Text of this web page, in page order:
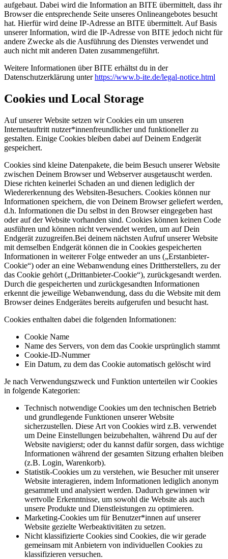
aufgebaut. Dabei wird die Information an BITE übermittelt, dass ihr
Browser die entsprechende Seite unseres Onlineangebotes besucht
hat. Hierfür wird deine IP-Adresse an BITE übermittelt. Auf Basis
unserer Information, wird die IP-Adresse von BITE jedoch nicht für
andere Zwecke als die Ausführung des Dienstes verwendet und
auch nicht mit anderen Daten zusammengeführt.
Weitere Informationen über BITE erhältst du in der
Datenschutzerklärung unterhttps://www.b-ite.de/legal-notice.html
Cookies und Local Storage
Auf unserer Website setzen wir Cookies ein um unseren
Internetauftritt nutzer*innenfreundlicher und funktioneller zu
gestalten. Einige Cookies bleiben dabei auf Deinem Endgerät
gespeichert.
Cookies sind kleine Datenpakete, die beim Besuch unserer Website
zwischen Deinem Browser und Webserver ausgetauscht werden.
Diese richten keinerlei Schaden an und dienen lediglich der
Wiedererkennung des Websiten-Besuchers. Cookies können nur
Informationen speichern, die von Deinem Browser geliefert werden,
d.h. Informationen die Du selbst in den Browser eingegeben hast
oder auf der Website vorhanden sind. Cookies können keinen Code
ausführen und können nicht verwendet werden, um auf Dein
Endgerät zuzugreifen.Bei deinem nächsten Aufruf unserer Website
mit demselben Endgerät können die in Cookies gespeicherten
Informationen in weiterer Folge entweder an uns („Erstanbieter-
Cookie“) oder an eine Webanwendung eines Drittherstellers, zu der
das Cookie gehört („Drittanbieter-Cookie“), zurückgesandt werden.
Durch die gespeicherten und zurückgesandten Informationen
erkennt die jeweilige Webanwendung, dass du die Website mit dem
Browser deines Endgerätes bereits aufgerufen und besucht hast.
Cookies enthalten dabei die folgenden Informationen:
Cookie Name
Name des Servers, von dem das Cookie ursprünglich stammt
Cookie-ID-Nummer
Ein Datum, zu dem das Cookie automatisch gelöscht wird
Je nach Verwendungszweck und Funktion unterteilen wir Cookies
in folgende Kategorien:
Technisch notwendige Cookies um den technischen Betrieb
und grundlegende Funktionen unserer Website
sicherzustellen. Diese Art von Cookies wird z.B. verwendet
um Deine Einstellungen beizubehalten, während Du auf der
Website navigierst; oder du kannst dafür sorgen, dass wichtige
Informationen während der gesamten Sitzung erhalten bleiben
(z.B. Login, Warenkorb).
Statistik-Cookies um zu verstehen, wie Besucher mit unserer
Website interagieren, indem Informationen lediglich anonym
gesammelt und analysiert werden. Dadurch gewinnen wir
wertvolle Erkenntnisse, um sowohl die Website als auch
unsere Produkte und Dienstleistungen zu optimieren.
Marketing-Cookies um für Benutzer*innen auf unserer
Website gezielte Werbeaktivitäten zu setzen.
Nicht klassifizierte Cookies sind Cookies, die wir gerade
gemeinsam mit Anbietern von individuellen Cookies zu
klassifizieren versuchen.